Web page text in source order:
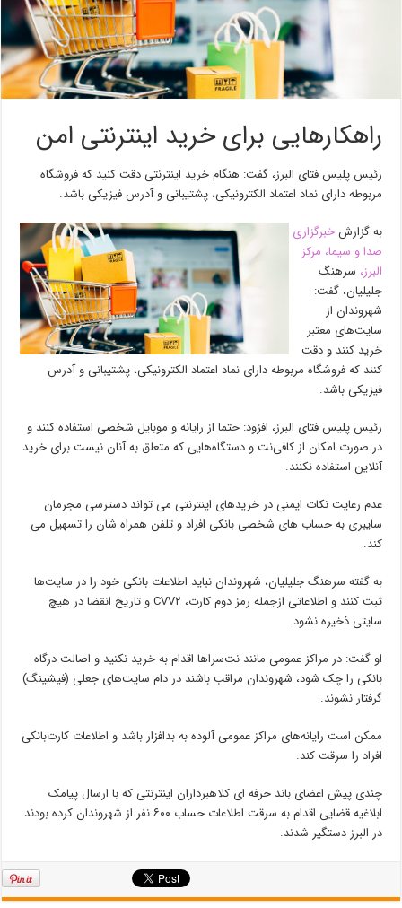
راهکارهایی برای خرید اینترنتی امن
رئیس پلیس فتای البرز، گفت: هنگام خرید اینترنتی دقت کنید که فروشگاه
مربوطه دارای نماد اعتماد الکترونیکی، پشتیبانی و آدرس فیزیکی باشد.
به گزارشخبرگزاری
صدا و سیما، مرکز
البرز، سرهنگ
جلیلیان، گفت:
شهروندان از
سایت‌های معتبر
خرید کنند و دقت
کنند که فروشگاه مربوطه دارای نماد اعتماد الکترونیکی، پشتیبانی و آدرس
فیزیکی باشد.
رئیس پلیس فتای البرز، افزود: حتما از رایانه و موبایل شخصی استفاده کنند و
در صورت امکان از کافی‌نت و دستگاه‌هایی که متعلق به آنان نیست برای خرید
آنلاین استفاده نکنند.
عدم رعایت نکات ایمنی در خریدهای اینترنتی می تواند دسترسی مجرمان
سایبری به حساب های شخصی بانکی افراد و تلفن همراه شان را تسهیل می
کند.
به گفته سرهنگ جلیلیان، شهروندان نباید اطلاعات بانکی خود را در سایت‌ها
ثبت کنند و اطلاعاتی ازجمله رمز دوم کارت، CVV۲ و تاریخ انقضا در هیچ
سایتی ذخیره نشود.
او گفت: در مراکز عمومی مانند نت‌سرا‌ها اقدام به خرید نکنید و اصالت درگاه
بانکی را چک شود، شهروندان مراقب باشند در دام سایت‌های جعلی (فیشینگ)
گرفتار نشوند.
ممکن است رایانه‌های مراکز عمومی آلوده به بدافزار باشد و اطلاعات کارت‌بانکی
افراد را سرقت کند.
چندی پیش اعضای باند حرفه ای کلاهبرداران اینترنتی که با ارسال پیامک
ابلاغیه قضایی اقدام به سرقت اطلاعات حساب ۶۰۰ نفر از شهروندان کرده بودند
در البرز دستگیر شدند.